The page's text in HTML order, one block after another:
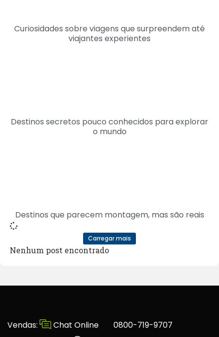
Curiosidades sobre viagens que surpreendem até
viajantes experientes
Destinos secretos pouco conhecidos para explorar
o mundo
Destinos que parecem montagem, mas são reais
Carregar mais
Nenhum post encontrado
Vendas: Chat Online
0800-719-9707